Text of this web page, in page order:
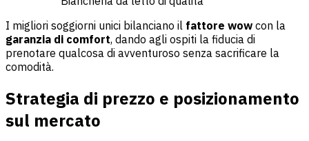
I migliori soggiorni unici bilanciano il fattore wow con la
garanzia di comfort, dando agli ospiti la fiducia di
prenotare qualcosa di avventuroso senza sacrificare la
comodità.
Strategia di prezzo e posizionamento
sul mercato